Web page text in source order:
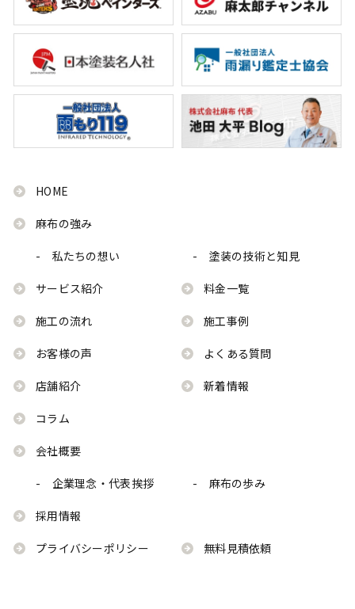
HOME
麻布の強み
- 私たちの想い - 塗装の技術と知見
サービス紹介 料金一覧
施工の流れ 施工事例
お客様の声 よくある質問
店舗紹介 新着情報
コラム
会社概要
- 企業理念・代表挨拶 - 麻布の歩み
採用情報
プライバシーポリシー 無料見積依頼